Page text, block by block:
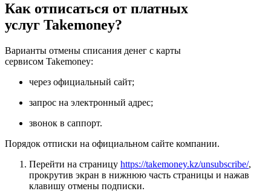
Как отписаться от платных
услуг Takemoney?
Варианты отмены списания денег с карты
сервисом Takemoney:
через официальный сайт;
запрос на электронный адрес;
звонок в саппорт.
Порядок отписки на официальном сайте компании.
Перейти на страницу https://takemoney.kz/unsubscribe/,
прокрутив экран в нижнюю часть страницы и нажав
клавишу отмены подписки.